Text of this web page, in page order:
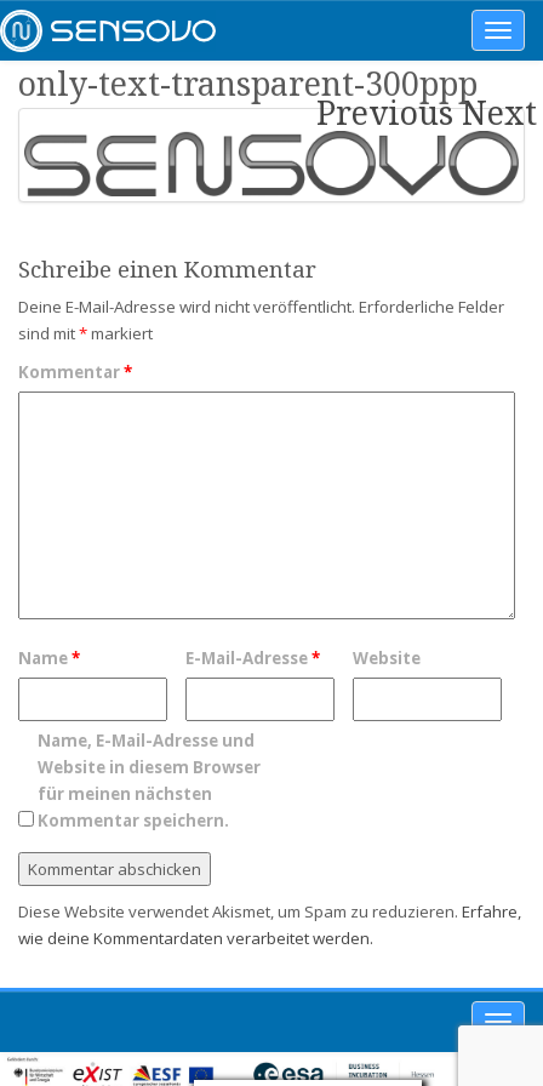
only-text-transparent-300ppp
PreviousNext
Schreibe einen Kommentar
Deine E-Mail-Adresse wird nicht veröffentlicht. Erforderliche Felder
sind mit*markiert
Kommentar*
Name* E-Mail-Adresse* Website
Name, E-Mail-Adresse und
Website in diesem Browser
für meinen nächsten
Kommentar speichern.
Diese Website verwendet Akismet, um Spam zu reduzieren. Erfahre,
wie deine Kommentardaten verarbeitet werden.